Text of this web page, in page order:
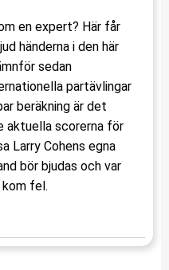
en expert? Här får
händerna i den här
sedan
partävlingar
beräkning är det
aktuella scorerna för
Larry Cohens egna
bör bjudas och var
kom fel.